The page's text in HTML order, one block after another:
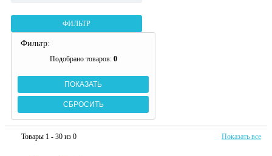
ФИЛЬТР
Фильтр:
Подобрано товаров: 0
Товары 1 - 30 из 0 Показать все